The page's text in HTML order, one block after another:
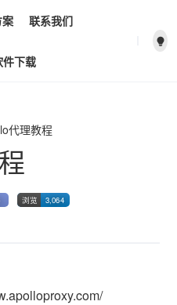
联系我们
件下载
代理教程
浏览 3,064
vmlogin.cc